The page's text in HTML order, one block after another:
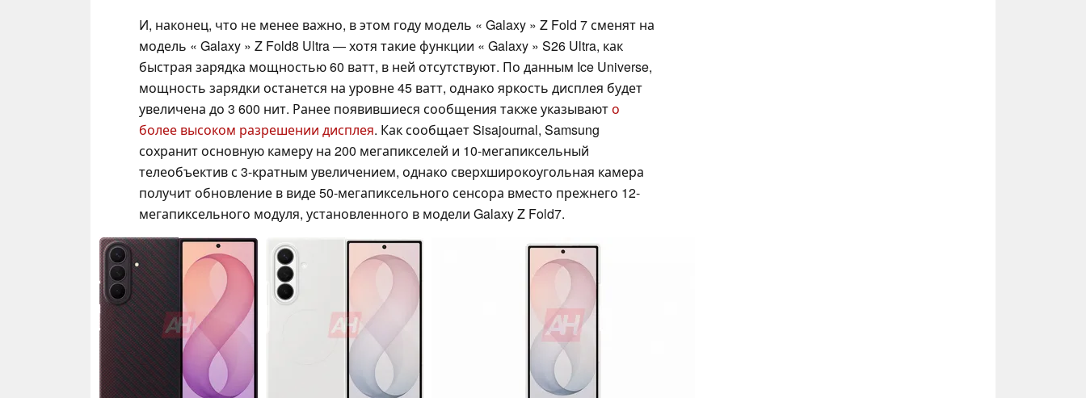
И, наконец, что не менее важно, в этом году модель « Galaxy » Z Fold 7 сменят на
модель « Galaxy » Z Fold8 Ultra — хотя такие функции « Galaxy » S26 Ultra, как
быстрая зарядка мощностью 60 ватт, в ней отсутствуют. По данным Ice Universe,
мощность зарядки останется на уровне 45 ватт, однако яркость дисплея будет
увеличена до 3 600 нит. Ранее появившиеся сообщения также указываюто
более высоком разрешении дисплея. Как сообщает Sisajournal, Samsung
сохранит основную камеру на 200 мегапикселей и 10-мегапиксельный
телеобъектив с 3-кратным увеличением, однако сверхширокоугольная камера
получит обновление в виде 50-мегапиксельного сенсора вместо прежнего 12-
мегапиксельного модуля, установленного в модели Galaxy Z Fold7.